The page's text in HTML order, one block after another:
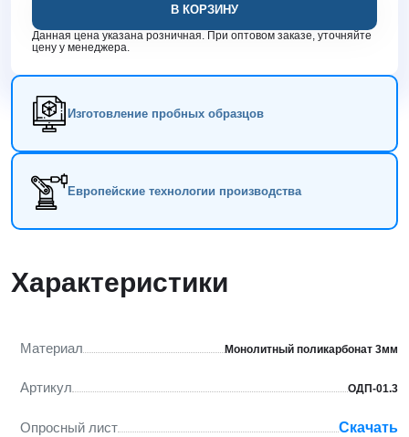
В КОРЗИНУ
Данная цена указана розничная. При оптовом заказе, уточняйте
цену у менеджера.
Изготовление пробных образцов
Европейские технологии производства
Характеристики
Материал Монолитный поликарбонат 3мм
Артикул ОДП-01.3
Опросный лист Скачать